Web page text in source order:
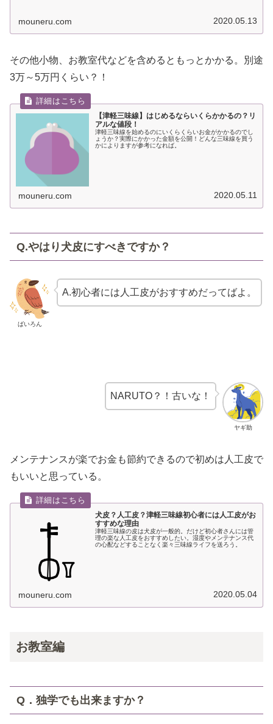
mouneru.com 2020.05.13
その他小物、お教室代などを含めるともっとかかる。別途
3万～5万円くらい？！
【津軽三味線】はじめるならいくらかかるの？リ
アルな値段！
津軽三味線を始めるのにいくらくらいお金がかかるのでし
ょうか？実際にかかった金額を公開！どんな三味線を買う
かによりますが参考になれば。
mouneru.com 2020.05.11
Q.やはり犬皮にすべきですか？
ばいろん
A.初心者には人工皮がおすすめだってばよ。
ヤギ助
NARUTO？！古いな！
メンテナンスが楽でお金も節約できるので初めは人工皮で
もいいと思っている。
犬皮？人工皮？津軽三味線初心者には人工皮がお
すすめな理由
津軽三味線の皮は犬皮が一般的。だけど初心者さんには管
理の楽な人工皮をおすすめしたい。湿度やメンテナンス代
の心配などすることなく楽々三味線ライフを送ろう。
mouneru.com 2020.05.04
お教室編
Q．独学でも出来ますか？